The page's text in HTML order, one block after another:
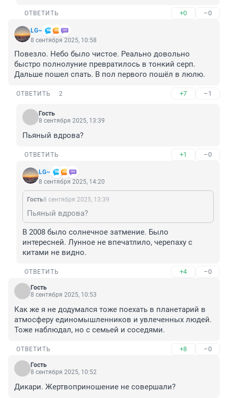
ОТВЕТИТЬ +0 –0
LG~
8 сентября 2025, 10:58
Повезло. Небо было чистое. Реально довольно
быстро полнолуние превратилось в тонкий серп.
Дальше пошел спать. В пол первого пошёл в люлю.
ОТВЕТИТЬ 2 +7 –1
Гость
8 сентября 2025, 13:39
Пьяный вдрова?
ОТВЕТИТЬ +1 –0
LG~
8 сентября 2025, 14:20
Гость8 сентября 2025, 13:39
Пьяный вдрова?
В 2008 было солнечное затмение. Было
интересней. Лунное не впечатлило, черепаху с
китами не видно.
ОТВЕТИТЬ +4 –0
Гость
8 сентября 2025, 10:53
Как же я не додумался тоже поехать в планетарий в
атмосферу единомышленников и увлеченных людей.
Тоже наблюдал, но с семьей и соседями.
ОТВЕТИТЬ +8 –0
Гость
8 сентября 2025, 10:52
Дикари. Жертвоприношение не совершали?